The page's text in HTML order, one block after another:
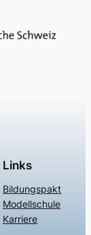
Links
Bildungspakt
Modellschule
Karriere